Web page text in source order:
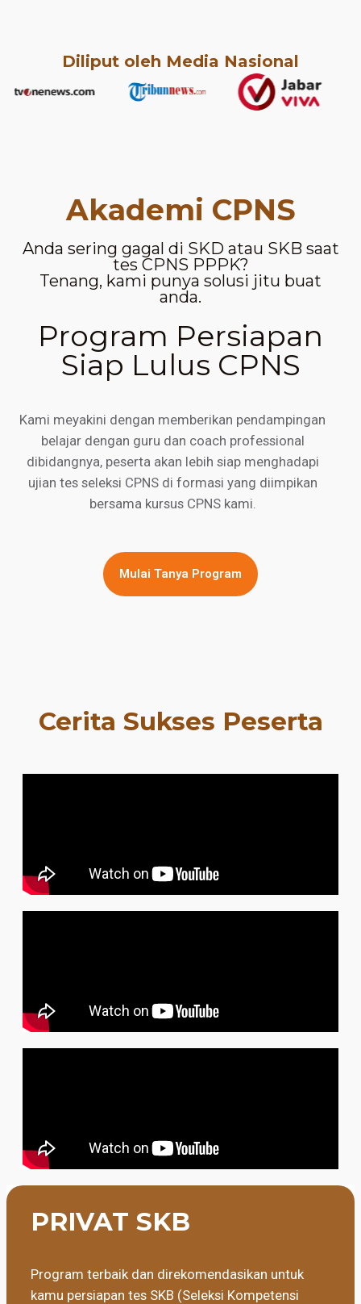
Diliput oleh Media Nasional
Akademi CPNS
Anda sering gagal di SKD atau SKB saat
tes CPNS PPPK?
Tenang, kami punya solusi jitu buat
anda.
Program Persiapan
Siap Lulus CPNS
Kami meyakini dengan memberikan pendampingan
belajar dengan guru dan coach professional
dibidangnya, peserta akan lebih siap menghadapi
ujian tes seleksi CPNS di formasi yang diimpikan
bersama kursus CPNS kami.
Mulai Tanya Program
Cerita Sukses Peserta
PRIVAT SKB
Program terbaik dan direkomendasikan untuk
kamu persiapan tes SKB (Seleksi Kompetensi